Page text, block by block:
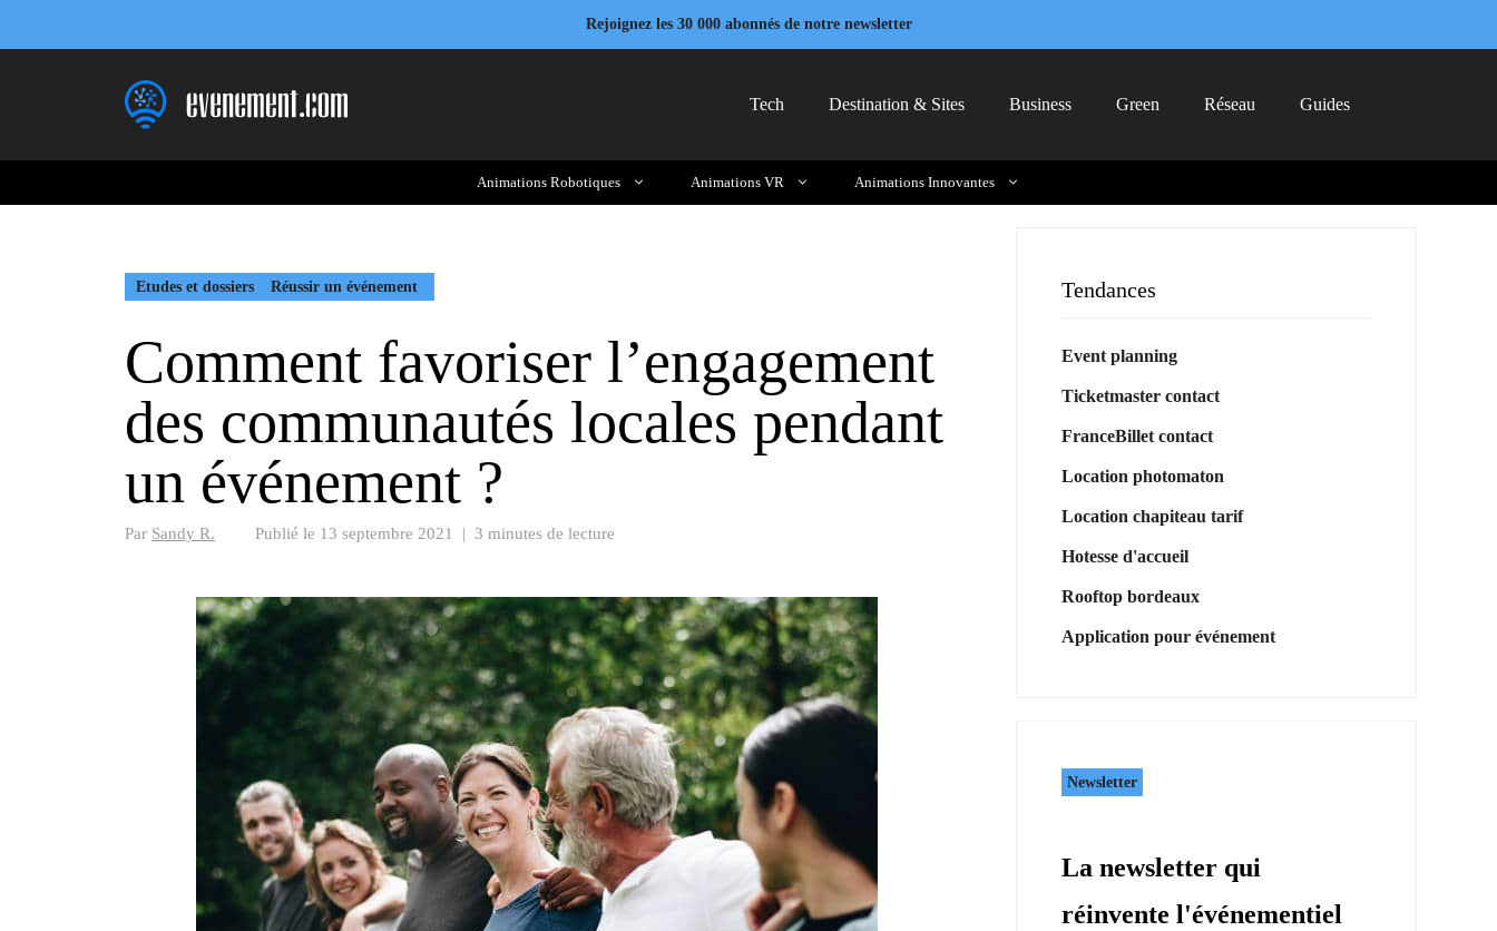
Rejoignez les 30 000 abonnés de notre newsletter
Tech Destination & Sites Business Green Réseau Guides
Animations Robotiques Animations VR Animations Innovantes
Etudes et dossiers Réussir un événement
Comment favoriser l’engagement
des communautés locales pendant
un événement ?
Par Sandy R. Publié le 13 septembre 2021 | 3 minutes de lecture
Tendances
Event planning
Ticketmaster contact
FranceBillet contact
Location photomaton
Location chapiteau tarif
Hotesse d'accueil
Rooftop bordeaux
Application pour événement
Newsletter
La newsletter qui
réinvente l'événementiel